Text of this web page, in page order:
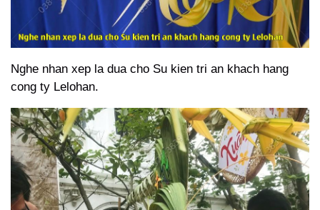
Nghe nhan xep la dua cho Su kien tri an khach hang
cong ty Lelohan.